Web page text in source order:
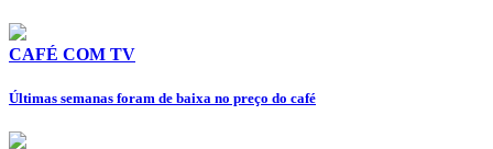
CAFÉ COM TV
Últimas semanas foram de baixa no preço do café